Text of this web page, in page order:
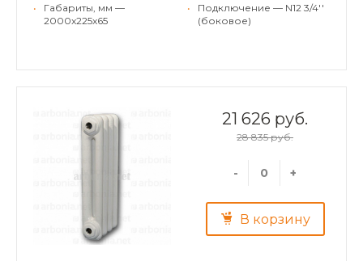
•
Габариты, мм —
2000x225x65
•
Подключение — N12 3/4''
(боковое)
21 626 руб.
28 835 руб.
- +
В корзину